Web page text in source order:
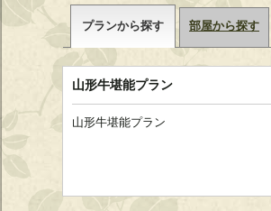
プランから探す 部屋から探す
山形牛堪能プラン
山形牛堪能プラン